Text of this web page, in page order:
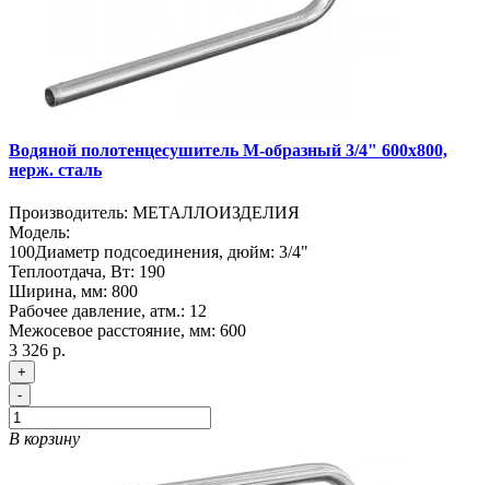
Водяной полотенцесушитель М-образный 3/4" 600х800,
нерж. сталь
Производитель: МЕТАЛЛОИЗДЕЛИЯ
Модель:
100Диаметр подсоединения, дюйм: 3/4"
Теплоотдача, Вт: 190
Ширина, мм: 800
Рабочее давление, атм.: 12
Межосевое расстояние, мм: 600
3 326 р.
+
-
В корзину